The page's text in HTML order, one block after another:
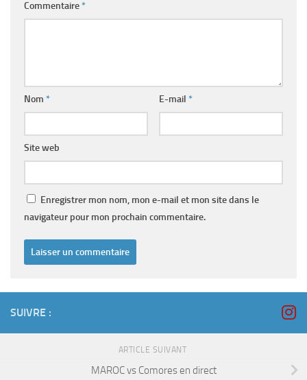
Commentaire*
Nom * E-mail *
Site web
Enregistrer mon nom, mon e-mail et mon site dans le
navigateur pour mon prochain commentaire.
SUIVRE :
ARTICLE SUIVANT
MAROC vs Comores en direct